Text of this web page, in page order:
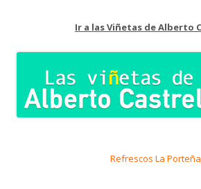
Ir a las Viñetas de Alberto
Refrescos La Porteña